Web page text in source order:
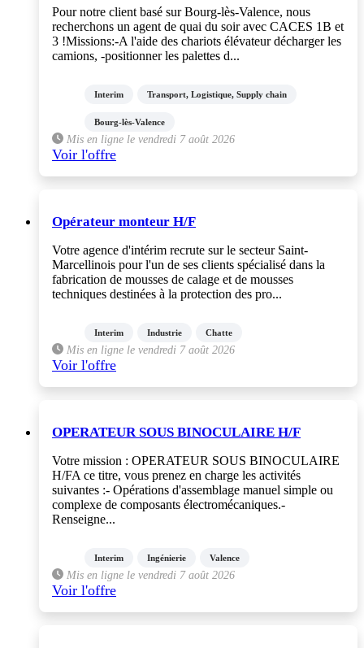
Pour notre client basé sur Bourg-lès-Valence, nous
recherchons un agent de quai du soir avec CACES 1B et
3 !Missions:-A l'aide des chariots élévateur décharger les
camions, -positionner les palettes d...
Interim Transport, Logistique, Supply chain
Bourg-lès-Valence
Mis en ligne le vendredi 7 août 2026
Voir l'offre
Opérateur monteur H/F
Votre agence d'intérim recrute sur le secteur Saint-
Marcellinois pour l'un de ses clients spécialisé dans la
fabrication de mousses de calage et de mousses
techniques destinées à la protection des pro...
Interim Industrie Chatte
Mis en ligne le vendredi 7 août 2026
Voir l'offre
OPERATEUR SOUS BINOCULAIRE H/F
Votre mission : OPERATEUR SOUS BINOCULAIRE
H/FA ce titre, vous prenez en charge les activités
suivantes :- Opérations d'assemblage manuel simple ou
complexe de composants électromécaniques.-
Renseigne...
Interim Ingénierie Valence
Mis en ligne le vendredi 7 août 2026
Voir l'offre